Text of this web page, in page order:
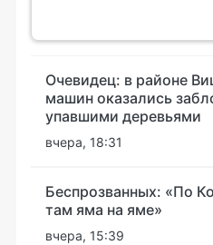
Очевидец: в районе
машин оказались
упавшими деревьями
вчера, 18:31
Беспрозванных: «По
там яма на яме»
вчера, 15:39